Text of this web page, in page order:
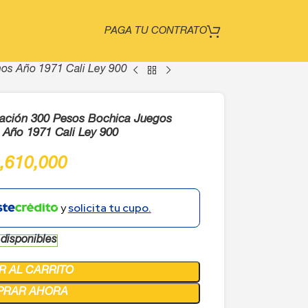
PAGA TU CONTRATO
Año 1971 Cali Ley 900
300 Pesos Bochica Juegos
1971 Cali Ley 900
ysolicita tu cupo.
AL CARRITO
AHORA